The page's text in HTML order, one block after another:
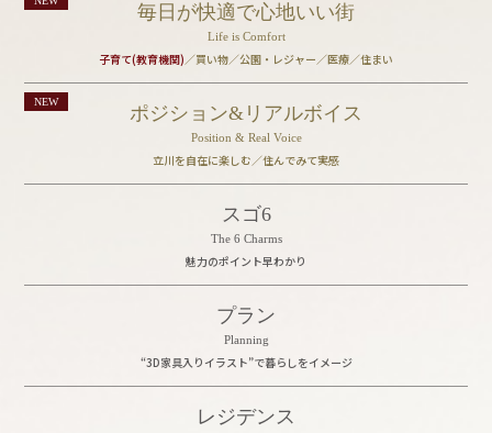
毎日が快適で心地いい街
Life is Comfort
子育て(教育機関)／買い物／公園・レジャー／医療／住まい
ポジション&リアルボイス
Position & Real Voice
立川を自在に楽しむ／住んでみて実感
スゴ6
The 6 Charms
魅力のポイント早わかり
プラン
Planning
“3D家具入りイラスト”で暮らしをイメージ
レジデンス